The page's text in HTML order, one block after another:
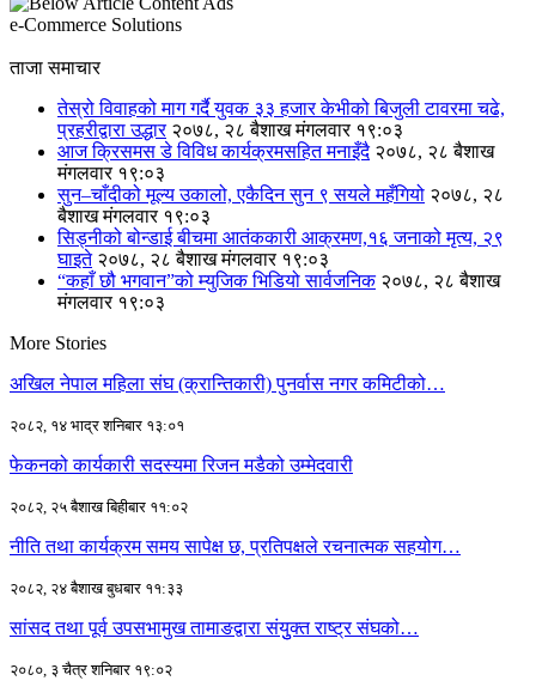
e-Commerce Solutions
ताजा समाचार
तेस्रो विवाहको माग गर्दै युवक ३३ हजार केभीको बिजुली टावरमा चढे,
प्रहरीद्वारा उद्धार २०७८, २८ बैशाख मंगलवार १९:०३
आज क्रिसमस डे विविध कार्यक्रमसहित मनाइँदै २०७८, २८ बैशाख
मंगलवार १९:०३
सुन–चाँदीको मूल्य उकालो, एकैदिन सुन ९ सयले महँगियो २०७८, २८
बैशाख मंगलवार १९:०३
सिड्नीको बोन्डाई बीचमा आतंककारी आक्रमण,१६ जनाको मृत्य, २९
घाइते २०७८, २८ बैशाख मंगलवार १९:०३
“कहाँ छौ भगवान”को म्युजिक भिडियो सार्वजनिक २०७८, २८ बैशाख
मंगलवार १९:०३
More Stories
अखिल नेपाल महिला संघ (क्रान्तिकारी) पुनर्वास नगर कमिटीको…
२०८२, १४ भाद्र शनिबार १३:०१
फेकनको कार्यकारी सदस्यमा रिजन मडैको उम्मेदवारी
२०८२, २५ बैशाख बिहीबार ११:०२
नीति तथा कार्यक्रम समय सापेक्ष छ, प्रतिपक्षले रचनात्मक सहयोग…
२०८२, २४ बैशाख बुधबार ११:३३
सांसद तथा पूर्व उपसभामुख तामाङद्वारा संयुुक्त राष्ट्र संघको…
२०८०, ३ चैत्र शनिबार १९:०२